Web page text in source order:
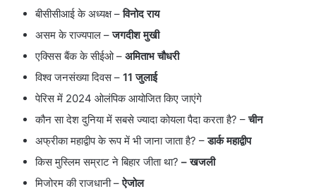
बीसीसीआई के अध्यक्ष –विनोद राय
असम के राज्यपाल –जगदीश मुखी
एक्सिस बैंक के सीईओ – अमिताभ चौधरी
विश्व जनसंख्या दिवस – 11 जुलाई
पेरिस में 2024 ओलंपिक आयोजित किए जाएंगे
कौन सा देश दुनिया में सबसे ज्यादा कोयला पैदा करता है? –चीन
अफ्रीका महाद्वीप के रूप में भी जाना जाता है? –डार्क महाद्वीप
किस मुस्लिम सम्राट ने बिहार जीता था? – खजली
मिजोरम की राजधानी –ऐजोल